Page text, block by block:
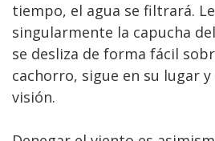
tiempo, el agua se filtrará.
singularmente la capucha
se desliza de forma fácil
cachorro, sigue en su lugar
visión.